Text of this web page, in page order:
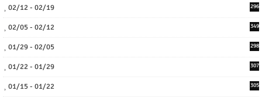
02/12 - 02/19 296
02/05 - 02/12 349
01/29 - 02/05 298
01/22 - 01/29 307
01/15 - 01/22 305